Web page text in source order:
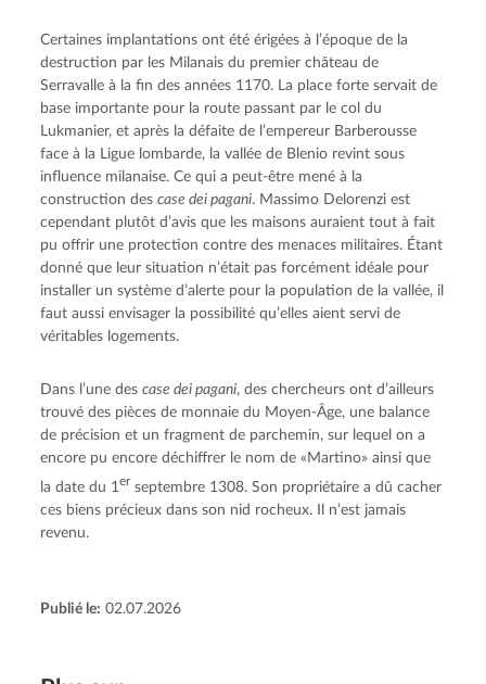
Certaines implantations ont été érigées à l’époque de la
destruction par les Milanais du premier château de
Serravalle à la fin des années 1170. La place forte servait de
base importante pour la route passant par le col du
Lukmanier, et après la défaite de l’empereur Barberousse
face à la Ligue lombarde, la vallée de Blenio revint sous
influence milanaise. Ce qui a peut-être mené à la
construction des case dei pagani. Massimo Delorenzi est
cependant plutôt d’avis que les maisons auraient tout à fait
pu offrir une protection contre des menaces militaires. Étant
donné que leur situation n’était pas forcément idéale pour
installer un système d’alerte pour la population de la vallée, il
faut aussi envisager la possibilité qu’elles aient servi de
véritables logements.
Dans l’une des case dei pagani, des chercheurs ont d’ailleurs
trouvé des pièces de monnaie du Moyen-Âge, une balance
de précision et un fragment de parchemin, sur lequel on a
encore pu encore déchiffrer le nom de «Martino» ainsi que
la date du 1er septembre 1308. Son propriétaire a dû cacher
ces biens précieux dans son nid rocheux. Il n’est jamais
revenu.
Publié le: 02.07.2026